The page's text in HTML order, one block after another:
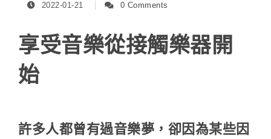
2022-01-21 0 Comments
享受音樂從接觸樂器開
始
許多人都曾有過音樂夢，卻因為某些因